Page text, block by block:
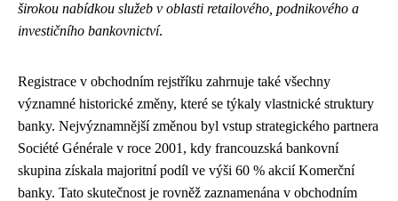
širokou nabídkou služeb v oblasti retailového, podnikového a
investičního bankovnictví.
Registrace v obchodním rejstříku zahrnuje také všechny
významné historické změny, které se týkaly vlastnické struktury
banky. Nejvýznamnější změnou byl vstup strategického partnera
Société Générale v roce 2001, kdy francouzská bankovní
skupina získala majoritní podíl ve výši 60 % akcií Komerční
banky. Tato skutečnost je rovněž zaznamenána v obchodním